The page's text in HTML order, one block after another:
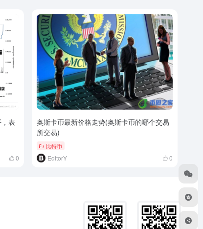
表
0
奥斯卡币最新价格走势(奥斯卡币的哪个交易
所交易)
比特币
EditorY 0